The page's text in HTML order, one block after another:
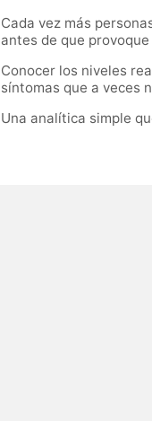
Cada vez más
antes de que
Conocer los niveles
síntomas que a veces
Una analítica simple